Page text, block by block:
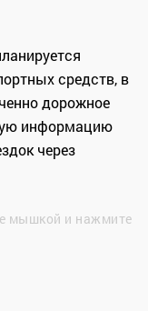
средств, в
дорожное
информацию
через
мышкой и нажмите